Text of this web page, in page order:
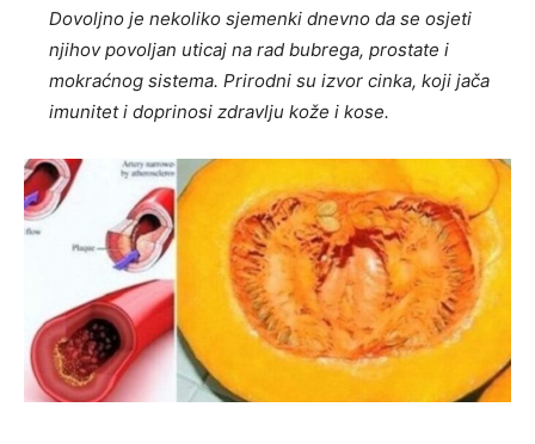
Dovoljno je nekoliko sjemenki dnevno da se osjeti
njihov povoljan uticaj na rad bubrega, prostate i
mokraćnog sistema. Prirodni su izvor cinka, koji jača
imunitet i doprinosi zdravlju kože i kose.